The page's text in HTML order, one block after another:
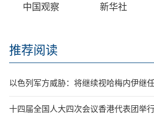
中国观察 新华社
推荐阅读
以色列军方威胁：将继续视哈梅内伊继
十四届全国人大四次会议香港代表团举